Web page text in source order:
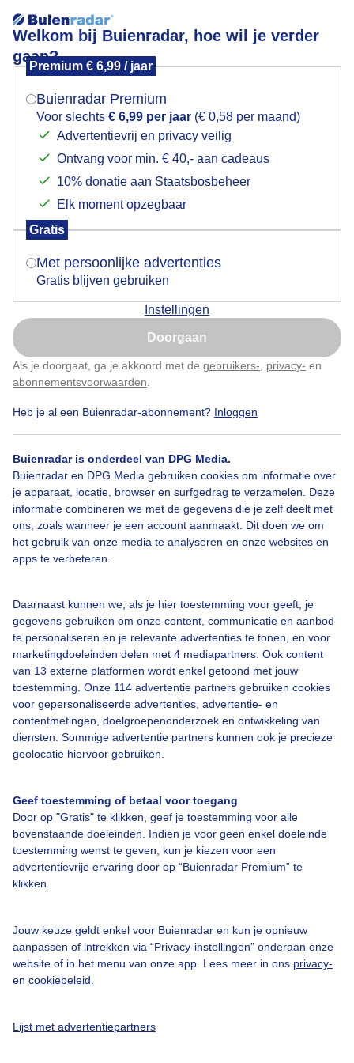
Welkom bij Buienradar, hoe wil je verder
gaan?
Premium € 6,99 / jaar
Buienradar Premium
Voor slechts € 6,99 per jaar (€ 0,58 per maand)
Advertentievrij en privacy veilig
Ontvang voor min. € 40,- aan cadeaus
10% donatie aan Staatsbosbeheer
Elk moment opzegbaar
Gratis
Met persoonlijke advertenties
Gratis blijven gebruiken
Instellingen
Doorgaan
Als je doorgaat, ga je akkoord met de gebruikers- privacy- en
abonnementsvoorwaarden
Heb je al een Buienradar-abonnement? Inloggen
Buienradar is onderdeel van DPG Media.
Buienradar en DPG Media gebruiken cookies om informatie over
je apparaat, locatie, browser en surfgedrag te verzamelen. Deze
informatie combineren we met de gegevens die je zelf deelt met
ons, zoals wanneer je een account aanmaakt. Dit doen we om
het gebruik van onze media te analyseren en onze websites en
apps te verbeteren.
Daarnaast kunnen we, als je hier toestemming voor geeft, je
gegevens gebruiken om onze content, communicatie en aanbod
te personaliseren en je relevante advertenties te tonen, en voor
marketingdoeleinden delen met 4 mediapartners. Ook content
van 13 externe platformen wordt enkel getoond met jouw
toestemming. Onze 114 advertentie partners gebruiken cookies
voor gepersonaliseerde advertenties, advertentie- en
contentmetingen, doelgroepenonderzoek en ontwikkeling van
diensten. Sommige advertentie partners kunnen ook je precieze
geolocatie hiervoor gebruiken.
Geef toestemming of betaal voor toegang
Door op "Gratis" te klikken, geef je toestemming voor alle
bovenstaande doeleinden. Indien je voor geen enkel doeleinde
toestemming wenst te geven, kun je kiezen voor een
advertentievrije ervaring door op “Buienradar Premium” te
klikken.
Jouw keuze geldt enkel voor Buienradar en kun je opnieuw
aanpassen of intrekken via “Privacy-instellingen” onderaan onze
website of in het menu van onze app. Lees meer in ons privacy-
en cookiebeleid
Lijst met advertentiepartners
Eekhoorntje heeft wat lekkers gevonden
Eekhoorntje Bos Natuur
Door: Sandra Romijn Gemaakt: 11-11-2025, 188x bekeken
Eekhoorntje Bos Herfst
Bekijk slideshow
Over Buienradar
Bedrijfsgegevens
Veelgestelde vragen
Contact
Toegankelijkheid
Adverteren
Buienradar Team
Privacy beleid
Mogen we je locatie gebruiken voor het
Indien je hier nog geen akkoord op hebt gegeven,
verschijnt er zo een pop-up uit je browser waarin
Is goed, toon de popup
Nu niet, misschien later
Klik hierom dit aan te passen